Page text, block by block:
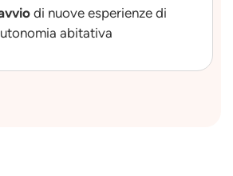
di nuove esperienze di
abitativa